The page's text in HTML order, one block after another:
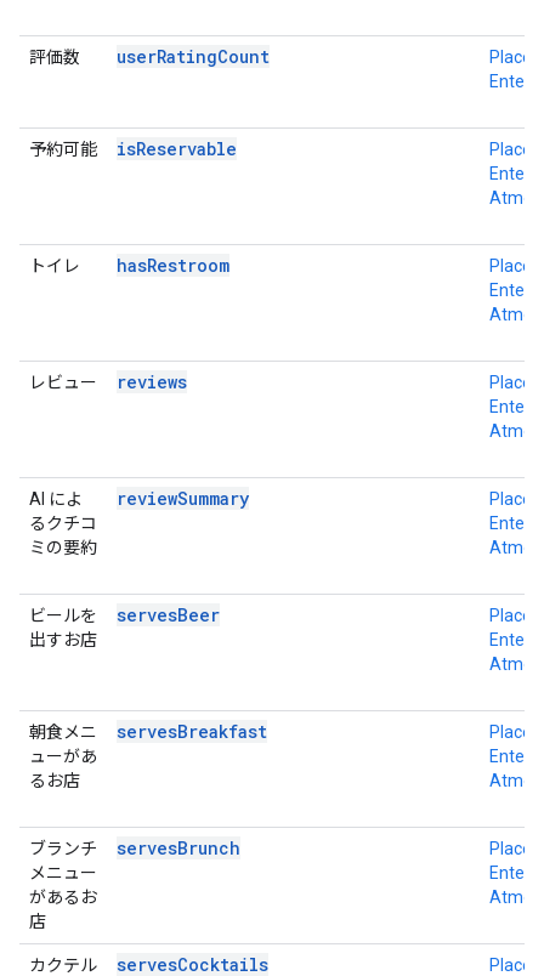
評価数 userRatingCount
Place
予約可能 isReservable
Place
トイレ hasRestroom
Place
レビュー reviews
Place
AI によ
るクチコ
ミの要約
reviewSummary
Place
ビールを
出すお店
servesBeer
Place
朝食メニ
ューがあ
るお店
servesBreakfast
Place
ブランチ
メニュー
があるお
店
servesBrunch
Place
カクテル servesCocktails Place